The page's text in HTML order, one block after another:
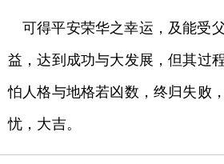
可得平安荣华之幸运，及能受
益，达到成功与大发展，但其过
怕人格与地格若凶数，终归失败
忧，大吉。